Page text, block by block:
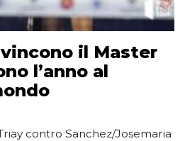
il Master
l’anno al
contro Sanchez/Josemaria